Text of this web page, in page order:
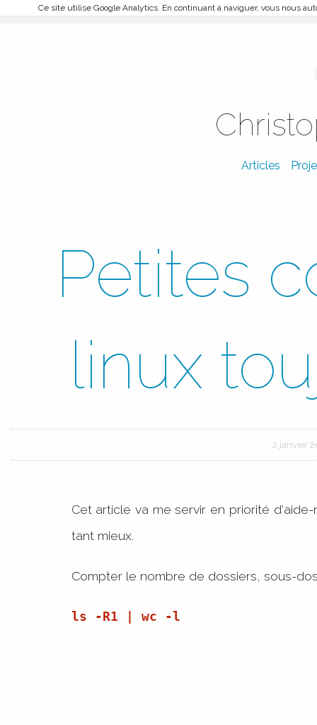
Ce site utilise Google Analytics. En continuant à naviguer, vous nous
Articles
Petites
linux
2 janvier
Cet article va me servir en priorité
tant mieux.
Compter le nombre de dossiers, sous-
ls -R1 | wc -l